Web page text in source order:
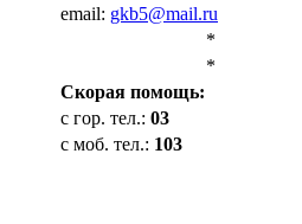
email: gkb5@mail.ru
*
*
Cкорая помощь:
с гор. тел.: 03
с моб. тел.: 103